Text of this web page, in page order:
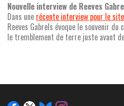
Nouvelle interview de Reeves
Dans une récente interview pour le
Reeves Gabrels évoque le souvenir
le tremblement de terre juste avant